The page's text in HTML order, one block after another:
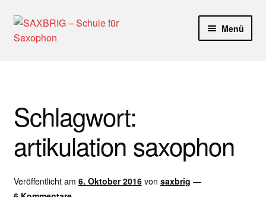
Zur
Navigation
Zum
Inhalt
Menü
Aktuelle Blog Artikel
ANMELDUNG
Dankeschön – Impro Basic Downloads (Youtube)
Schlagwort:
artikulation saxophon
Veröffentlicht am 6. Oktober 2016 von saxbrig —